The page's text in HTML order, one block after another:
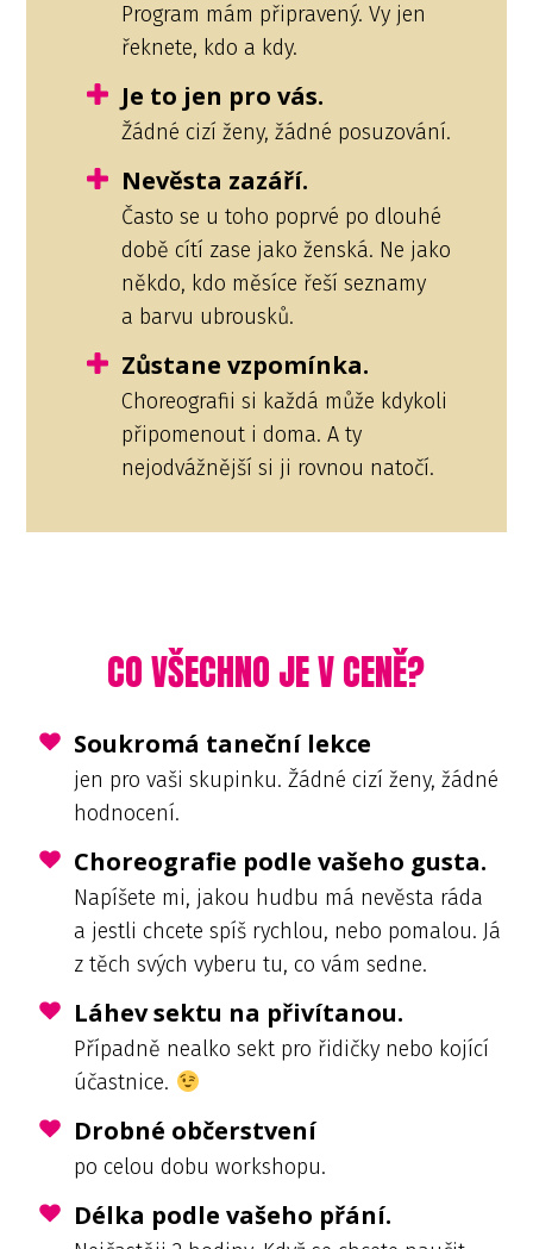
Program mám připravený. Vy jen
řeknete, kdo a kdy.
Je to jen pro vás.
Žádné cizí ženy, žádné posuzování.
Nevěsta zazáří.
Často se u toho poprvé po dlouhé
době cítí zase jako ženská. Ne jako
někdo, kdo měsíce řeší seznamy
a barvu ubrousků.
Zůstane vzpomínka.
Choreografii si každá může kdykoli
připomenout i doma. A ty
nejodvážnější si ji rovnou natočí.
CO VŠECHNO JE V CENĚ?
Soukromá taneční lekce
jen pro vaši skupinku. Žádné cizí ženy, žádné
hodnocení.
Choreografie podle vašeho gusta.
Napíšete mi, jakou hudbu má nevěsta ráda
a jestli chcete spíš rychlou, nebo pomalou. Já
z těch svých vyberu tu, co vám sedne.
Láhev sektu na přivítanou.
Případně nealko sekt pro řidičky nebo kojící
účastnice.
Drobné občerstvení
po celou dobu workshopu.
Délka podle vašeho přání.